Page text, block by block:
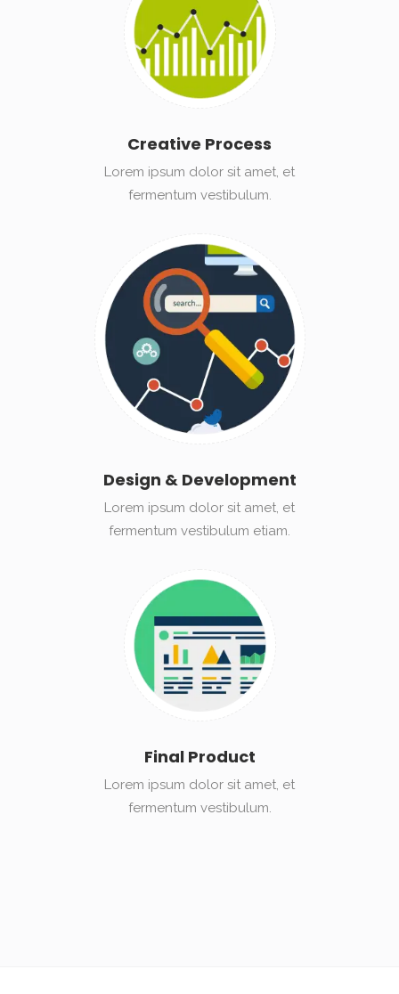
Creative Process
Lorem ipsum dolor sit amet, et
fermentum vestibulum.
Design & Development
Lorem ipsum dolor sit amet, et
fermentum vestibulum etiam.
Final Product
Lorem ipsum dolor sit amet, et
fermentum vestibulum.